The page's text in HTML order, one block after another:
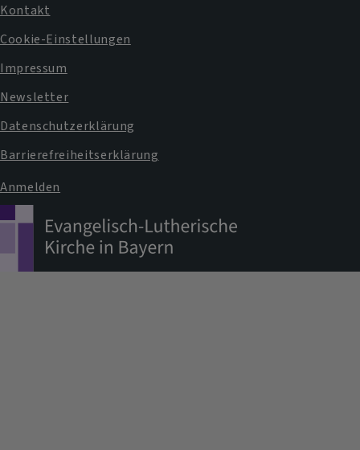
Fußbereichsmenü
Kontakt
Cookie-Einstellungen
Impressum
Newsletter
Datenschutzerklärung
Barrierefreiheitserklärung
Benutzermenü
Anmelden